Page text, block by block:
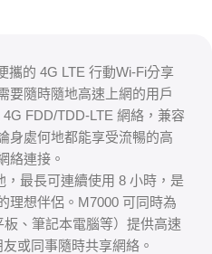
攜的 4G LTE 行動Wi-Fi分享
要隨時隨地高速上網的用戶
FDD/TDD-LTE 網絡，兼容
身處何地都能享受流暢的高
絡連接。
最長可連續使用 8 小時，是
理想伴侶。M7000 可同時為
、筆記本電腦等）提供高速
或同事隨時共享網絡。